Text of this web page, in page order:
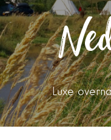
Luxe